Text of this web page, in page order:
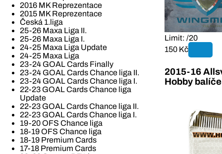
2016 MK Reprezentace
2015 MK Reprezentace
Česká 1.liga
25-26 Maxa Liga II.
25-26 Maxa Liga I.
24-25 Maxa Liga Update
24-25 Maxa Liga
23-24 GOAL Cards Finally
23-24 GOAL Cards Chance liga II.
23-24 GOAL Cards Chance liga I.
22-23 GOAL Cards Chance liga
Update
22-23 GOAL Cards Chance liga II.
22-23 GOAL Cards Chance liga I.
19-20 OFS Chance liga
18-19 OFS Chance liga
18-19 Premium Cards
17-18 Premium Cards
Limit: /20
150 Kč
2015-16
Hobby